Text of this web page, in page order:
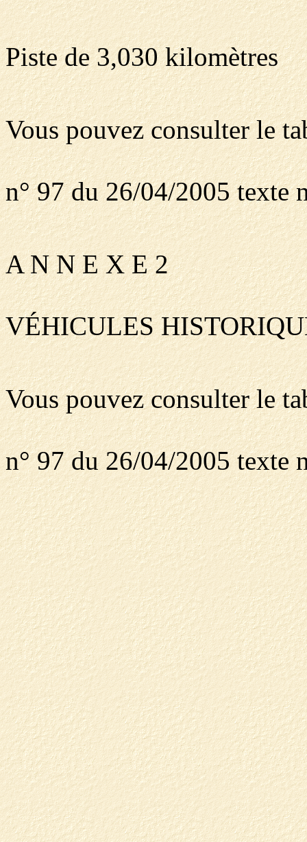
Piste de 3,030 kilomètres
Vous pouvez consulter le
n° 97 du 26/04/2005 texte
A N N E X E 2
VÉHICULES
Vous pouvez consulter le
n° 97 du 26/04/2005 texte